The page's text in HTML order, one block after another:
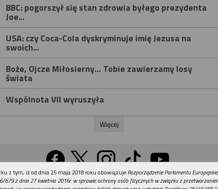
BBC: pogorszył się stan zdrowia byłego prezydenta
Joe...
USA: czy Coca-Cola dyskryminuje imię Jezusa na
swoich...
Boże, Ojcze Miłosierny… Tobie zawierzamy losy
świata
Wspólnota VII wyruszyła
Więcej
Wersja na komputer
REKLAMA
z tym, iż od dnia 25 maja 2018 roku obowiązuje Rozporządzenie Parlamentu
679 z dnia 27 kwietnia 2016r. w sprawie ochrony osób fizycznych w związku z